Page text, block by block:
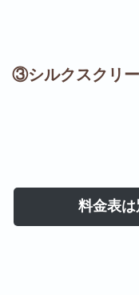
③シルクスクリ
料金表